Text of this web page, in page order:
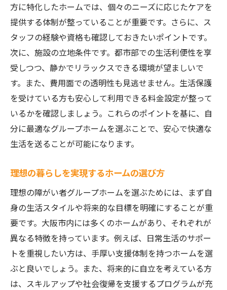
方に特化したホームでは、個々のニーズに応じたケアを
提供する体制が整っていることが重要です。さらに、ス
タッフの経験や資格も確認しておきたいポイントです。
次に、施設の立地条件です。都市部での生活利便性を享
受しつつ、静かでリラックスできる環境が望ましいで
す。また、費用面での透明性も見逃せません。生活保護
を受けている方も安心して利用できる料金設定が整って
いるかを確認しましょう。これらのポイントを基に、自
分に最適なグループホームを選ぶことで、安心で快適な
生活を送ることが可能になります。
理想の暮らしを実現するホームの選び方
理想の障がい者グループホームを選ぶためには、まず自
身の生活スタイルや将来的な目標を明確にすることが重
要です。大阪市内には多くのホームがあり、それぞれが
異なる特徴を持っています。例えば、日常生活のサポー
トを重視したい方は、手厚い支援体制を持つホームを選
ぶと良いでしょう。また、将来的に自立を考えている方
は、スキルアップや社会復帰を支援するプログラムが充